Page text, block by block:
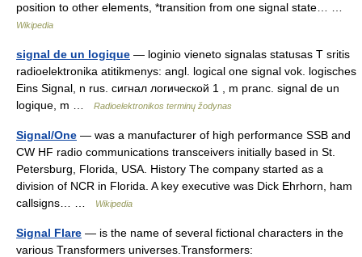
position to other elements, *transition from one signal state… …
Wikipedia
signal de un logique — loginio vieneto signalas statusas T sritis
radioelektronika atitikmenys: angl. logical one signal vok. logisches
Eins Signal, n rus. сигнал логической 1 , m pranc. signal de un
logique, m …
Radioelektronikos terminų žodynas
Signal/One — was a manufacturer of high performance SSB and
CW HF radio communications transceivers initially based in St.
Petersburg, Florida, USA. History The company started as a
division of NCR in Florida. A key executive was Dick Ehrhorn, ham
callsigns… …
Wikipedia
Signal Flare — is the name of several fictional characters in the
various Transformers universes.Transformers: